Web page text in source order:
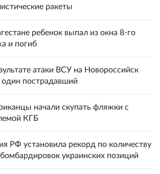
ракеты
ребенок выпал из окна 8-го
и погиб
атаки ВСУ на Новороссийск
один пострадавший
начали скупать фляжки с
КГБ
РФ установила рекорд по количеству
украинских позиций